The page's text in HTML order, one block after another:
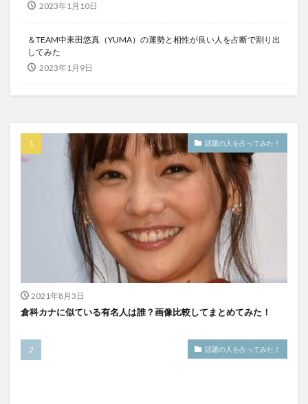
2023年1月10日
＆TEAM中耒田悠真（YUMA）の運勢と相性が良い人を占断で割り出
してみた
2023年1月9日
話題の人を占ってみた！
2021年8月3日
倉科カナに似ている有名人は誰？画像比較してまとめてみた！
話題の人を占ってみた！